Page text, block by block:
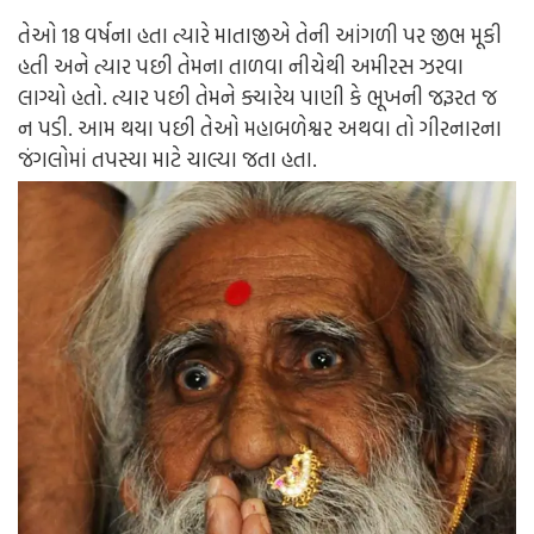
તેઓ 18 વર્ષના હતા ત્યારે માતાજીએ તેની આંગળી પર જીભ મૂકી
હતી અને ત્યાર પછી તેમના તાળવા નીચેથી અમીરસ ઝરવા
લાગ્યો હતો. ત્યાર પછી તેમને ક્યારેય પાણી કે ભૂખની જરૂરત જ
ન પડી. આમ થયા પછી તેઓ મહાબળેશ્વર અથવા તો ગીરનારના
જંગલોમાં તપસ્યા માટે ચાલ્યા જતા હતા.